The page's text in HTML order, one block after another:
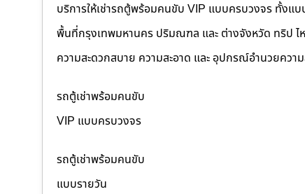
บริการให้เช่ารถตู้พร้อมคนขับ VIP แบบครบวงจร ทั้งแ
พื้นที่กรุงเทพมหานคร ปริมณฑล และ ต่างจังหวัด ทริป ไ
ความสะดวกสบาย ความสะอาด และ อุปกรณ์อำนวยคว
รถตู้เช่าพร้อมคนขับ
VIP แบบครบวงจร
รถตู้เช่าพร้อมคนขับ
แบบรายวัน